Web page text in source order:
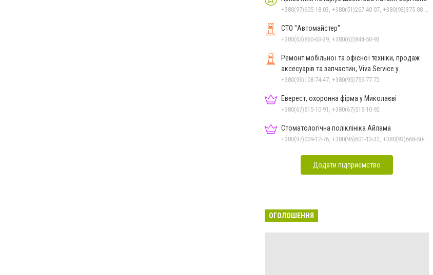
СТО "Автомайстер"
+380(63)860-63-39, +380(63)844-50-93
Ремонт мобільної та офісної техніки, продаж
аксесуарів та запчастин, Viva Service у
Миколаєві
+380(93)108-74-47, +380(95)759-77-72
Еверест, охоронна фірма у Миколаєві
+380(67)515-10-91, +380(67)515-10-92
Стоматологічна поліклініка Айлама
Додати підприємство
ОГОЛОШЕННЯ